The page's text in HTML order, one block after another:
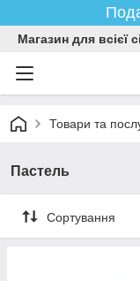
Магазин для всієї
Товари та
Пастель
Сортування